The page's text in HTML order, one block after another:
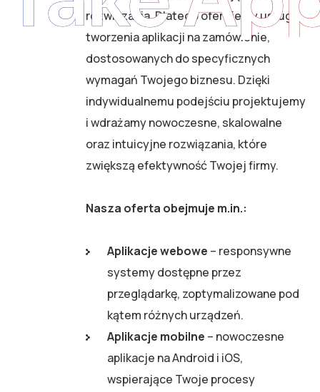
rozwiązania. Dlatego oferujemy usługę
tworzenia aplikacji na zamówienie,
dostosowanych do specyficznych
wymagań Twojego biznesu. Dzięki
indywidualnemu podejściu projektujemy
i wdrażamy nowoczesne, skalowalne
oraz intuicyjne rozwiązania, które
zwiększą efektywność Twojej firmy.
Nasza oferta obejmuje m.in.:
Aplikacje webowe – responsywne
systemy dostępne przez
przeglądarkę, zoptymalizowane pod
kątem różnych urządzeń.
Aplikacje mobilne – nowoczesne
aplikacje na Android i iOS,
wspierające Twoje procesy